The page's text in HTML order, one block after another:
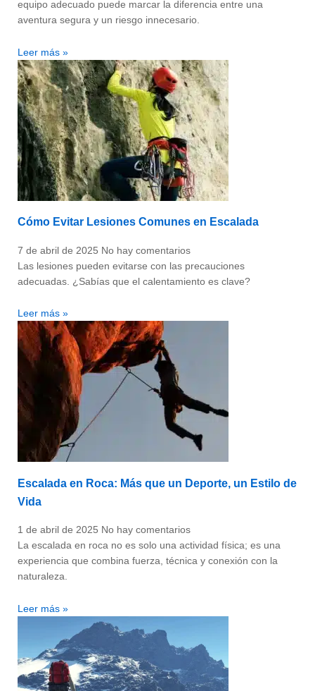
equipo adecuado puede marcar la diferencia entre una
aventura segura y un riesgo innecesario.
Leer más »
Cómo Evitar Lesiones Comunes en Escalada
7 de abril de 2025 No hay comentarios
Las lesiones pueden evitarse con las precauciones
adecuadas. ¿Sabías que el calentamiento es clave?
Leer más »
Escalada en Roca: Más que un Deporte, un Estilo de
Vida
1 de abril de 2025 No hay comentarios
La escalada en roca no es solo una actividad física; es una
experiencia que combina fuerza, técnica y conexión con la
naturaleza.
Leer más »